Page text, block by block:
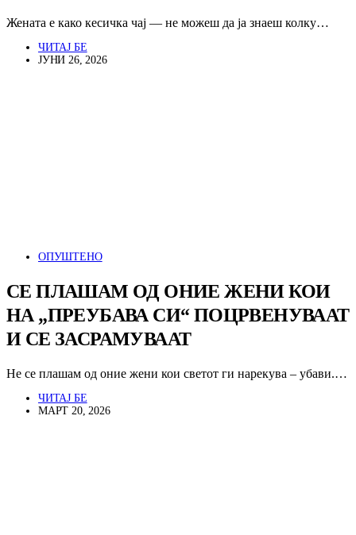
Жената е како кесичка чај — не можеш да ја знаеш колку…
ЧИТАЈ БЕ
ЈУНИ 26, 2026
ОПУШТЕНО
СЕ ПЛАШАМ ОД ОНИЕ ЖЕНИ КОИ
НА „ПРЕУБАВА СИ“ ПОЦРВЕНУВААТ
И СЕ ЗАСРАМУВААТ
Не се плашам од оние жени кои светот ги нарекува – убави.…
ЧИТАЈ БЕ
МАРТ 20, 2026